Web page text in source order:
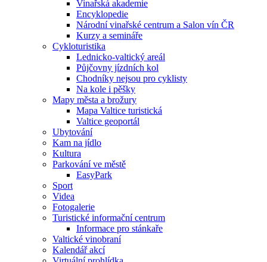
Vinařská akademie
Encyklopedie
Národní vinařské centrum a Salon vín ČR
Kurzy a semináře
Cykloturistika
Lednicko-valtický areál
Půjčovny jízdních kol
Chodníky nejsou pro cyklisty
Na kole i pěšky
Mapy města a brožury
Mapa Valtice turistická
Valtice geoportál
Ubytování
Kam na jídlo
Kultura
Parkování ve městě
EasyPark
Sport
Videa
Fotogalerie
Turistické informační centrum
Informace pro stánkaře
Valtické vinobraní
Kalendář akcí